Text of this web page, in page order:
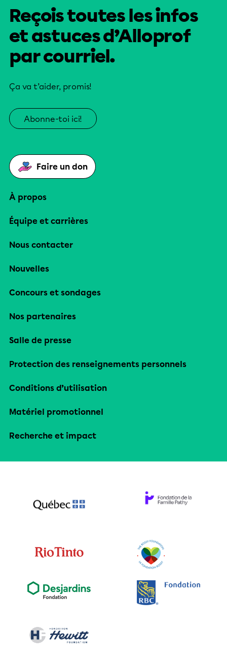
Reçois toutes les infos
et astuces d’Alloprof
par courriel.
Ça va t’aider, promis!
Abonne-toi ici!
Faire un don
À propos
Équipe et carrières
Nous contacter
Nouvelles
Concours et sondages
Nos partenaires
Salle de presse
Protection des renseignements personnels
Conditions d’utilisation
Matériel promotionnel
Recherche et impact